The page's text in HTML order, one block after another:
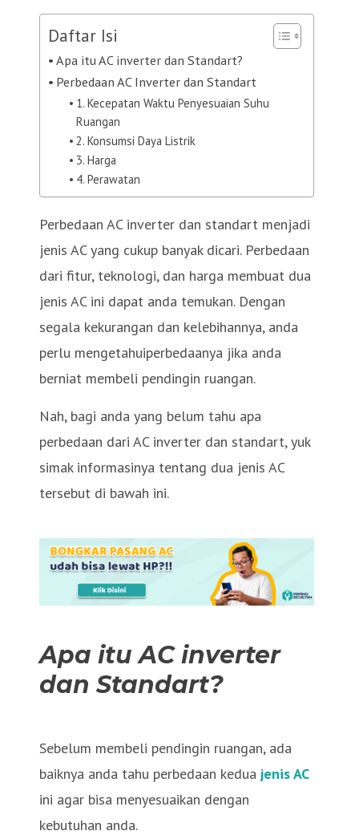
Daftar Isi
Apa itu AC inverter dan Standart?
Perbedaan AC Inverter dan Standart
1. Kecepatan Waktu Penyesuaian Suhu
Ruangan
2. Konsumsi Daya Listrik
3. Harga
4. Perawatan
Perbedaan AC inverter dan standart menjadi
jenis AC yang cukup banyak dicari. Perbedaan
dari fitur, teknologi, dan harga membuat dua
jenis AC ini dapat anda temukan. Dengan
segala kekurangan dan kelebihannya, anda
perlu mengetahuiperbedaanya jika anda
berniat membeli pendingin ruangan.
Nah, bagi anda yang belum tahu apa
perbedaan dari AC inverter dan standart, yuk
simak informasinya tentang dua jenis AC
tersebut di bawah ini.
Apa itu AC inverter
dan Standart?
Sebelum membeli pendingin ruangan, ada
baiknya anda tahu perbedaan kedua jenis AC
ini agar bisa menyesuaikan dengan
kebutuhan anda.